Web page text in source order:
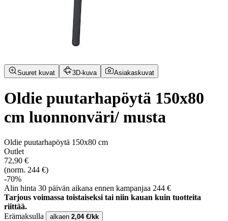
Suuret kuvat 3D-kuva Asiakaskuvat
Oldie puutarhapöytä 150x80
cm luonnonväri/ musta
Oldie puutarhapöytä 150x80 cm
Outlet
72,90 €
(norm. 244 €)
-70%
Alin hinta 30 päivän aikana ennen kampanjaa 244 €
Tarjous voimassa toistaiseksi tai niin kauan kuin tuotteita
riittää.
Erämaksulla
alkaen 2,04 €/kk